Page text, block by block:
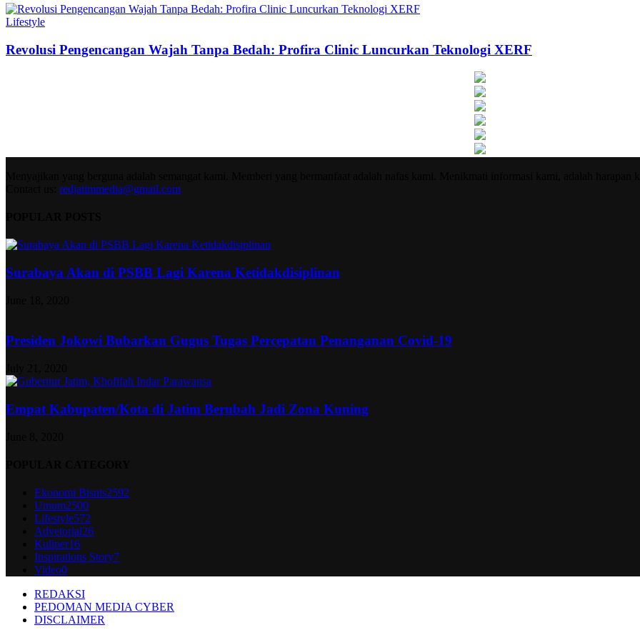
Lifestyle
Revolusi Pengencangan Wajah Tanpa Bedah: Profira Clinic Luncurkan Teknologi XERF
redjatimmedia@gmail.com
Surabaya Akan di PSBB Lagi Karena Ketidakdisiplinan
Presiden Jokowi Bubarkan Gugus Tugas Percepatan Penanganan Covid-19
Empat Kabupaten/Kota di Jatim Berubah Jadi Zona Kuning
Ekonomi Bisnis2592
Umum2500
Lifestyle572
Advetorial26
Kuliner16
Inspirations Story7
Video0
REDAKSI
PEDOMAN MEDIA CYBER
DISCLAIMER